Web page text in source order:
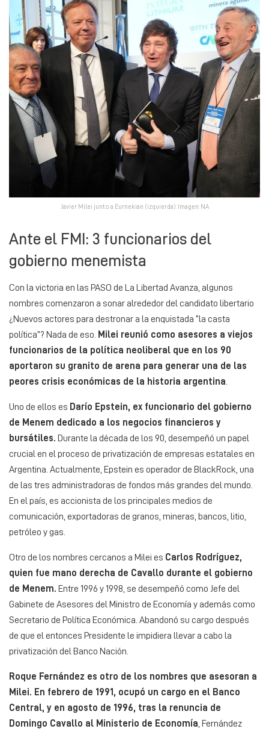
Javier Milei junto a Eurnekian (izquierda). Imagen: NA
Ante el FMI: 3 funcionarios del
gobierno menemista
Con la victoria en las PASO de La Libertad Avanza, algunos
nombres comenzaron a sonar alrededor del candidato libertario
¿Nuevos actores para destronar a la enquistada “la casta
política”? Nada de eso.
Milei reunió como asesores a viejos
funcionarios de la política neoliberal que en los 90
aportaron su granito de arena para generar una de las
peores crisis económicas de la historia argentina
Uno de ellos es Darío Epstein, ex funcionario del gobierno
de Menem dedicado a los negocios financieros y
bursátiles. Durante la década de los 90, desempeñó un papel
crucial en el proceso de privatización de empresas estatales en
Argentina. Actualmente, Epstein es operador de BlackRock, una
de las tres administradoras de fondos más grandes del mundo.
En el país, es accionista de los principales medios de
comunicación, exportadoras de granos, mineras, bancos, litio,
petróleo y gas.
Otro de los nombres cercanos a Milei es Carlos Rodríguez,
quien fue mano derecha de Cavallo durante el gobierno
de Menem. Entre 1996 y 1998, se desempeñó como Jefe del
Gabinete de Asesores del Ministro de Economía y además como
Secretario de Política Económica. Abandonó su cargo después
de que el entonces Presidente le impidiera llevar a cabo la
privatización del Banco Nación.
Roque Fernández es otro de los nombres que asesoran a
Milei. En febrero de 1991, ocupó un cargo en el Banco
Central, y en agosto de 1996, tras la renuncia de
Domingo Cavallo al Ministerio de Economía , Fernández